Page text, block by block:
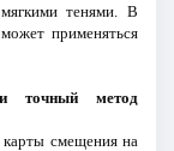
тенями. В
применяться
точный метод
карты смещения на